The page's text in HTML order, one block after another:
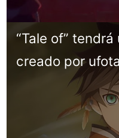
“Tale of”
creado por